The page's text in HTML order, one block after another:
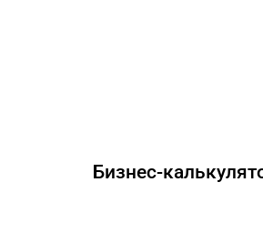
Бизнес-